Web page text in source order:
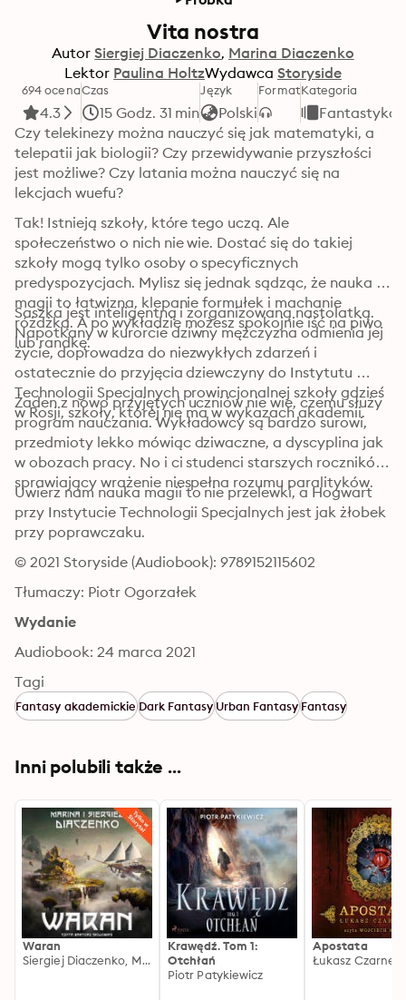
Vita nostra
Autor Siergiej Diaczenko Marina Diaczenko
Lektor Paulina HoltzWydawca Storyside
694 ocena
4.3
Czas
15 Godz. 31 min
Język
Polski
FormatKategoria
Fantastyka
Czy telekinezy można nauczyć się jak matematyki, a
telepatii jak biologii? Czy przewidywanie przyszłości
jest możliwe? Czy latania można nauczyć się na
lekcjach wuefu?
Tak! Istnieją szkoły, które tego uczą. Ale
społeczeństwo o nich nie wie. Dostać się do takiej
szkoły mogą tylko osoby o specyficznych
predyspozycjach. Mylisz się jednak sądząc, że nauka
magii to łatwizna, klepanie formułek i machanie
różdżką. A po wykładzie możesz spokojnie iść na piwo
lub randkę.
Saszka jest inteligentną i zorganizowaną nastolatką.
Napotkany w kurorcie dziwny mężczyzna odmienia jej
życie, doprowadza do niezwykłych zdarzeń i
ostatecznie do przyjęcia dziewczyny do Instytutu
Technologii Specjalnych prowincjonalnej szkoły gdzieś
w Rosji, szkoły, której nie ma w wykazach akademii.
Żaden z nowo przyjętych uczniów nie wie, czemu służy
program nauczania. Wykładowcy są bardzo surowi,
przedmioty lekko mówiąc dziwaczne, a dyscyplina jak
w obozach pracy. No i ci studenci starszych roczników,
sprawiający wrażenie niespełna rozumu paralityków.
Uwierz nam nauka magii to nie przelewki, a Hogwart
przy Instytucie Technologii Specjalnych jest jak żłobek
przy poprawczaku.
© 2021 Storyside (Audiobook): 9789152115602
Tłumaczy: Piotr Ogorzałek
Wydanie
Audiobook: 24 marca 2021
Tagi
Fantasy akademickieDark FantasyUrban FantasyFantasy
Inni polubili także ...
Waran
Siergiej Diaczenko, Marina Diaczenko
Krawędź. Tom 1:
Otchłań
Piotr Patykiewicz
Apostata
Łukasz